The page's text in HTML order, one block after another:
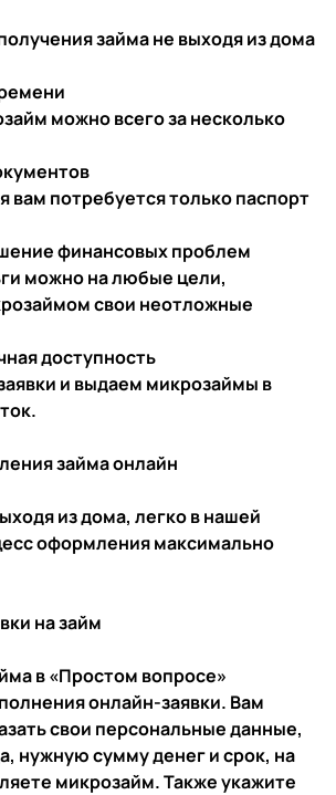
займа не выходя из дома
можно всего за несколько
потребуется только паспорт
финансовых проблем
можно на любые цели,
свои неотложные
доступность
и выдаем микрозаймы в
займа онлайн
из дома, легко в нашей
оформления максимально
на займ
в «Простом вопросе»
онлайн-заявки. Вам
свои персональные данные,
нужную сумму денег и срок, на
микрозайм. Также укажите